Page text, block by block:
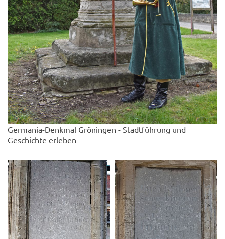
Germania-Denkmal Gröningen - Stadtführung und
Geschichte erleben